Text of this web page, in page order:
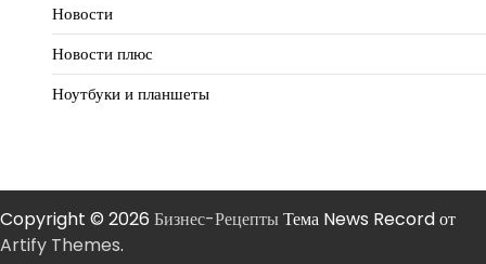
Новости
Новости плюс
Ноутбуки и планшеты
Copyright © 2026 Бизнес-РецептыТема News Record от
Artify Themes.